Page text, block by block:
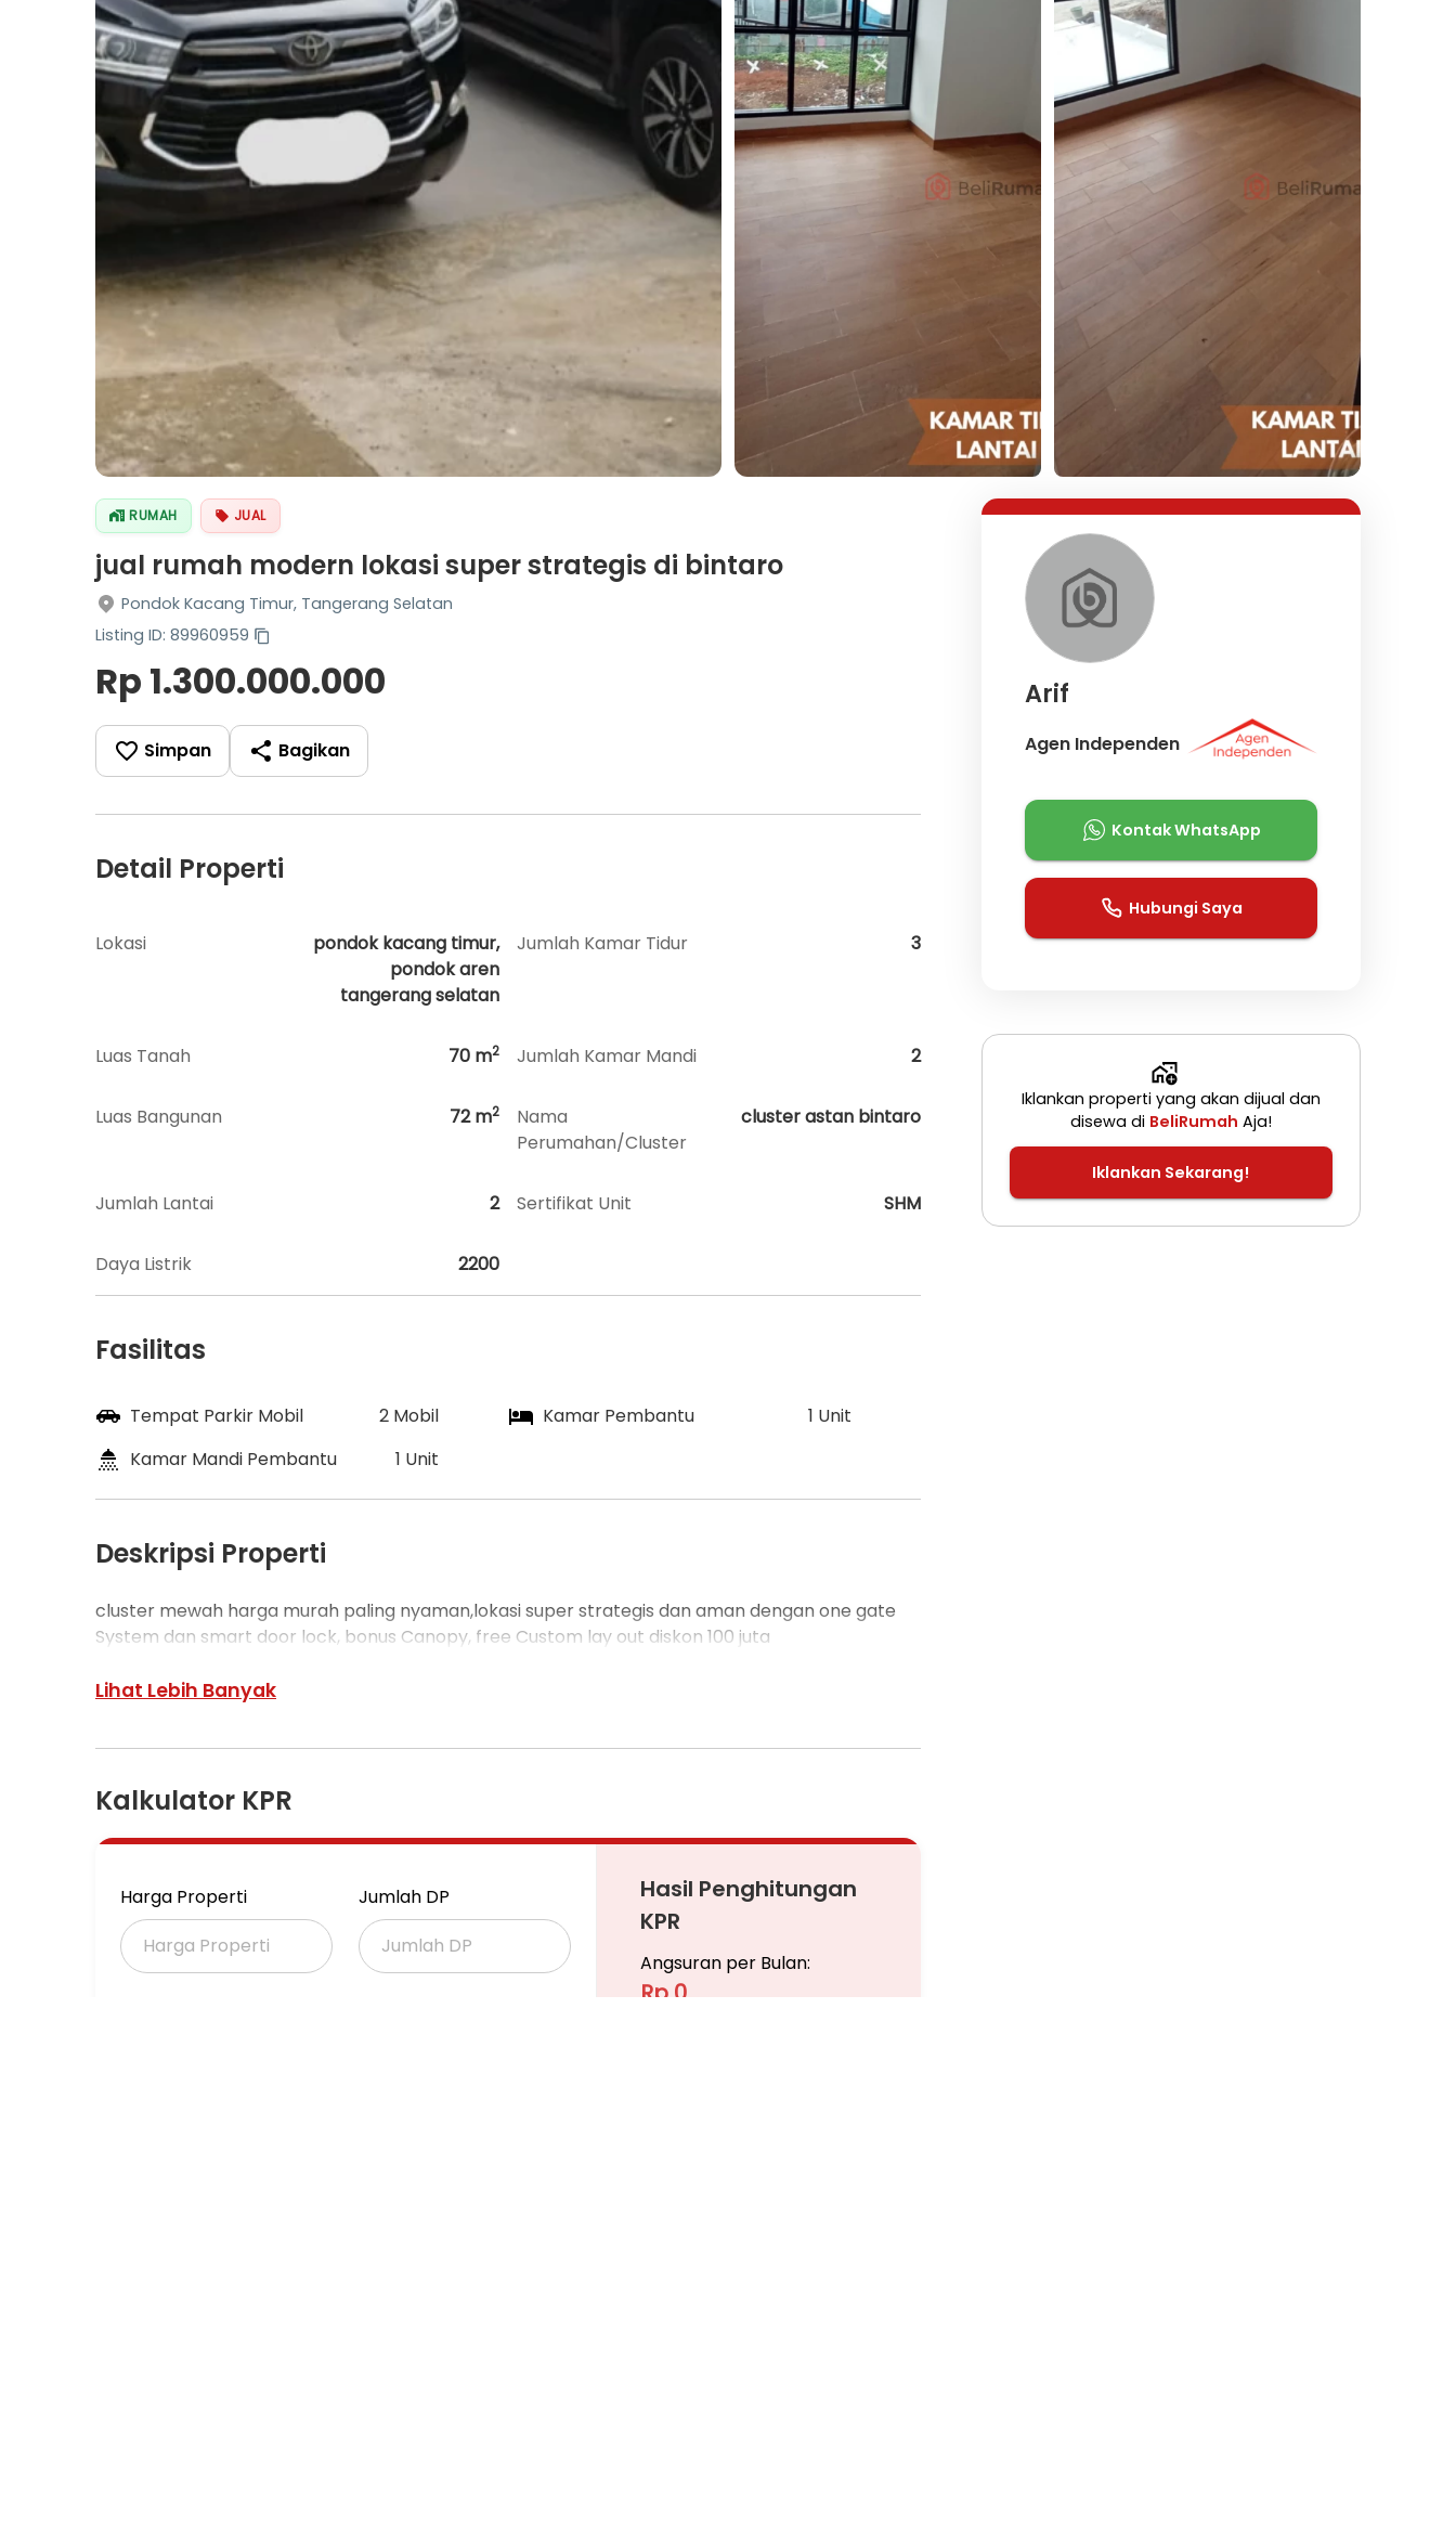
RUMAH JUAL
jual rumah modern lokasi super strategis di bintaro
Pondok Kacang Timur, Tangerang Selatan
Listing ID: 89960959
Rp 1.300.000.000
Simpan Bagikan
Detail Properti
Lokasi
pondok kacang timur,
pondok aren
tangerang selatan
Jumlah Kamar Tidur 3
Luas Tanah 70 m2 Jumlah Kamar Mandi 2
Luas Bangunan 72m2
Nama
Perumahan/Cluster
cluster astan bintaro
Jumlah Lantai 2 Sertifikat Unit SHM
Daya Listrik 2200
Fasilitas
Tempat Parkir Mobil 2 Mobil Kamar Pembantu
1 Unit
Kamar Mandi Pembantu
1 Unit
Deskripsi Properti
cluster mewah harga murah paling nyaman,lokasi super strategis dan aman dengan one gate
System dan smart door lock, bonus Canopy, free Custom lay out diskon 100 juta
Lihat Lebih Banyak
Kalkulator KPR
Harga Properti Jumlah DP
Hasil Penghitungan
KPR
Angsuran per Bulan:
Rp 0
Arif
Agen Independen
Kontak WhatsApp
Hubungi Saya
Iklankan properti yang akan dijual dan
disewa di BeliRumah Aja!
Iklankan Sekarang!